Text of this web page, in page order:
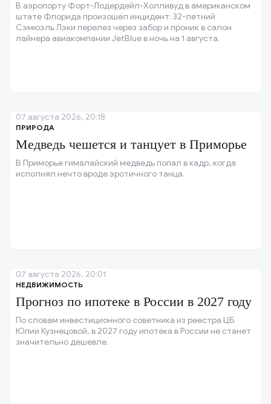
В аэропорту Форт-Лодердейл-Холливуд в американском
штате Флорида произошёл инцидент: 32-летний
Сэмюэль Лэки перелез через забор и проник в салон
лайнера авиакомпании JetBlue в ночь на 1 августа.
ПРИРОДА
Медведь чешется и танцует в Приморье
В Приморье гималайский медведь попал в кадр, когда
исполнял нечто вроде эротичного танца.
07 августа 2026, 20:18
НЕДВИЖИМОСТЬ
Прогноз по ипотеке в России в 2027 году
По словам инвестиционного советника из реестра ЦБ
Юлии Кузнецовой, в 2027 году ипотека в России не станет
значительно дешевле.
07 августа 2026, 20:01